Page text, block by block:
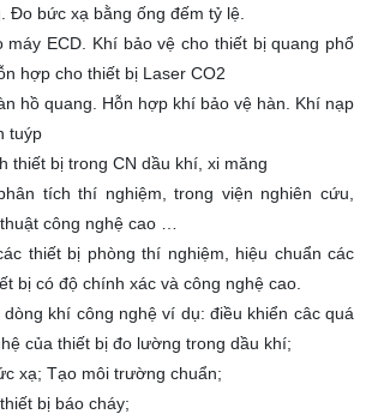
Đo bức xạ bằng ống đếm tỷ lệ.
máy ECD. Khí bảo vệ cho thiết bị quang phổ
hợp cho thiết bị Laser CO2
hồ quang. Hỗn hợp khí bảo vệ hàn. Khí nạp
tuýp
thiết bị trong CN dầu khí, xi măng
tích thí nghiệm, trong viện nghiên cứu,
công nghệ cao …
thiết bị phòng thí nghiệm, hiệu chuẩn các
bị có độ chính xác và công nghệ cao.
khí công nghệ ví dụ: điều khiển câc quá
của thiết bị đo lường trong dầu khí;
xạ; Tạo môi trường chuẩn;
bị báo cháy;